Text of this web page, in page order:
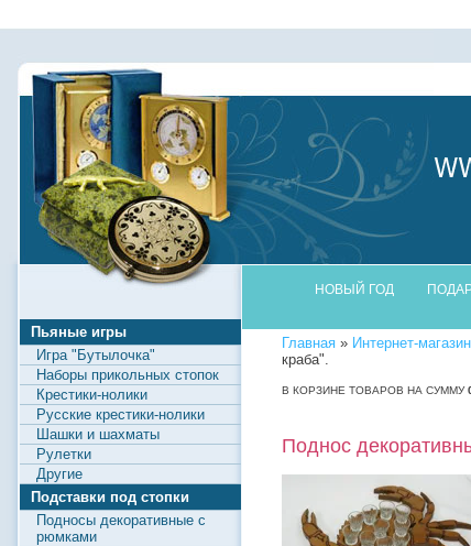
НОВЫЙ ГОД
Главная » Интернет-магазин
краба".
В КОРЗИНЕ ТОВАРОВ НА СУММУ
Поднос
Пьяные игры
Игра "Бутылочка"
Наборы прикольных стопок
Крестики-нолики
Русские крестики-нолики
Шашки и шахматы
Рулетки
Другие
Подставки под стопки
Подносы декоративные с
рюмками